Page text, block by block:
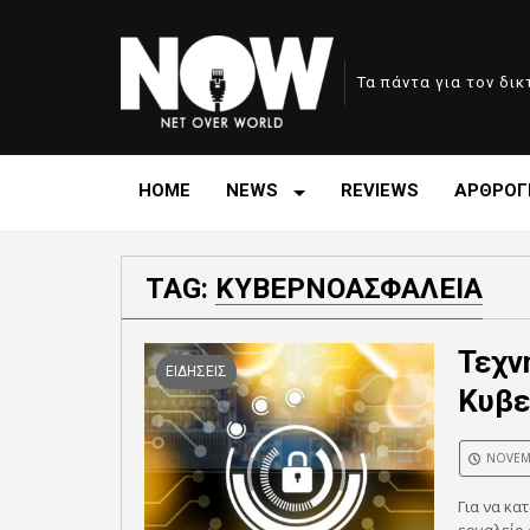
Τα πάντα για τον
HOME NEWS REVIEWS
TAG: ΚΥΒΕΡΝΟΑΣΦΑΛΕΙΑ
ΕΙΔΗΣΕΙΣ
Για να